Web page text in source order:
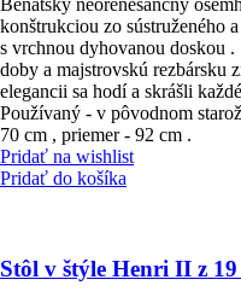
bola:
179,00 €.
je:
149,00 €.
Benátsky neorenesančný
konštrukciou zo sústruženého
s vrchnou dyhovanou doskou
doby a majstrovskú rezbársku
elegancii sa hodí a skrášli
Používaný - v pôvodnom
70 cm , priemer - 92 cm .
Pridať na wishlist
Pridať do košíka
Stôl v štýle Henri II z